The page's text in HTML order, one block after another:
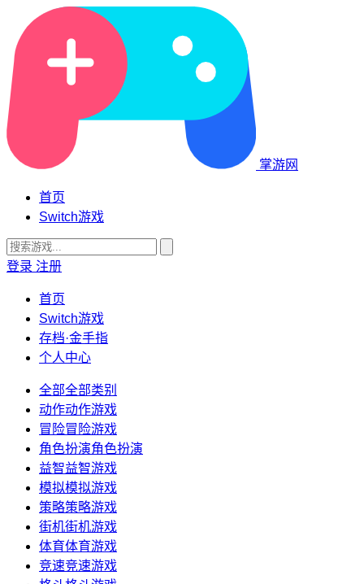
掌游网
首页
Switch游戏
登录 注册
首页
Switch游戏
存档·金手指
个人中心
全部全部类别
动作动作游戏
冒险冒险游戏
角色扮演角色扮演
益智益智游戏
模拟模拟游戏
策略策略游戏
街机街机游戏
体育体育游戏
竞速竞速游戏